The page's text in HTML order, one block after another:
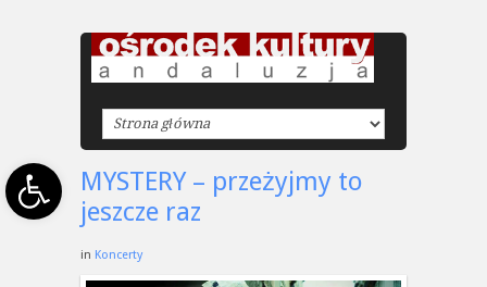
Open toolbarMYSTERY – przeżyjmy to
jeszcze raz
in Koncerty